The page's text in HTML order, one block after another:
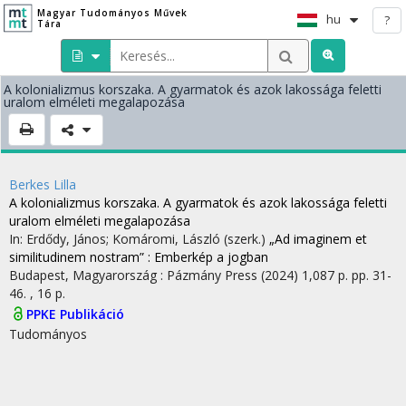
Magyar Tudományos Művek
Tára
hu ?
A kolonializmus korszaka. A gyarmatok és azok lakossága feletti
uralom elméleti megalapozása
Berkes Lilla
A kolonializmus korszaka. A gyarmatok és azok lakossága feletti
uralom elméleti megalapozása
In: Erdődy, János; Komáromi, László (szerk.) „Ad imaginem et
similitudinem nostram” : Emberkép a jogban
Budapest, Magyarország : Pázmány Press (2024) 1,087 p. pp. 31-
46. , 16 p.
PPKE Publikáció
Tudományos